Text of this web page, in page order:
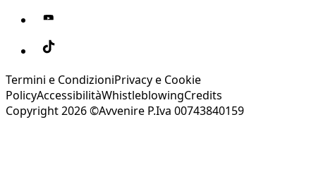
Termini e CondizioniPrivacy e Cookie
PolicyAccessibilitàWhistleblowingCredits
Copyright 2026 ©Avvenire P.Iva 00743840159